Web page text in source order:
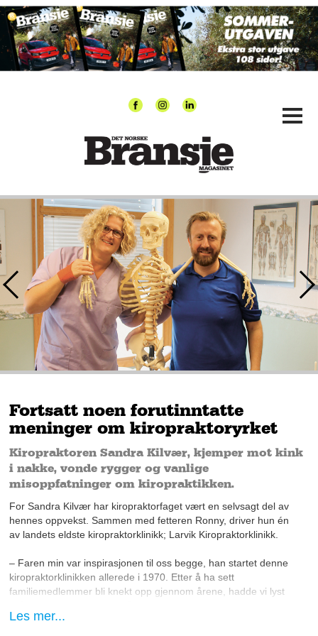
Fortsatt noen forutinntatte
meninger om kiropraktoryrket
Kiropraktoren Sandra Kilvær, kjemper mot kink
i nakke, vonde rygger og vanlige
misoppfatninger om kiropraktikken.
For Sandra Kilvær har kiropraktorfaget vært en selvsagt del av
hennes oppvekst. Sammen med fetteren Ronny, driver hun én
av landets eldste kiropraktorklinikk; Larvik Kiropraktorklinikk.
– Faren min var inspirasjonen til oss begge, han startet denne
kiropraktorklinikken allerede i 1970. Etter å ha sett
familiemedlemmer bli knekt opp gjennom årene, hadde vi lyst
Les mer...